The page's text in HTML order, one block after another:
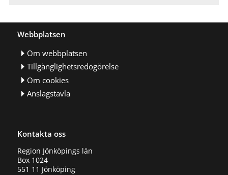
Webbplatsen
Om webbplatsen
Tillgänglighetsredogörelse
Om cookies
Anslagstavla
Kontakta oss
Region Jönköpings län
Box 1024
551 11 Jönköping